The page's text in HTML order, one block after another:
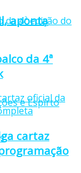
aponta
da 4ª
cartaz